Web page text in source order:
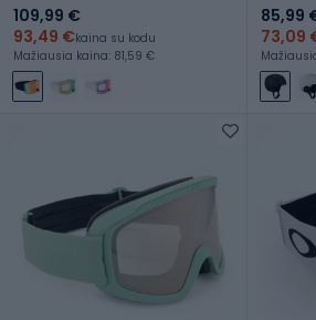
109,99 €
93,49 €kaina su kodu
Mažiausia kaina: 81,59 €
85,99
73,09